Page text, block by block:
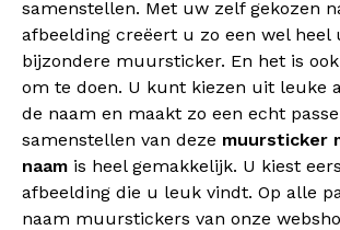
samenstellen. Met uw zelf gekozen
afbeelding creëert u zo een wel heel
bijzondere muursticker. En het is
om te doen. U kunt kiezen uit leuke
de naam en maakt zo een echt
samenstellen van deze muursticker
naam is heel gemakkelijk. U kiest
afbeelding die u leuk vindt. Op alle
naam muurstickers van onze